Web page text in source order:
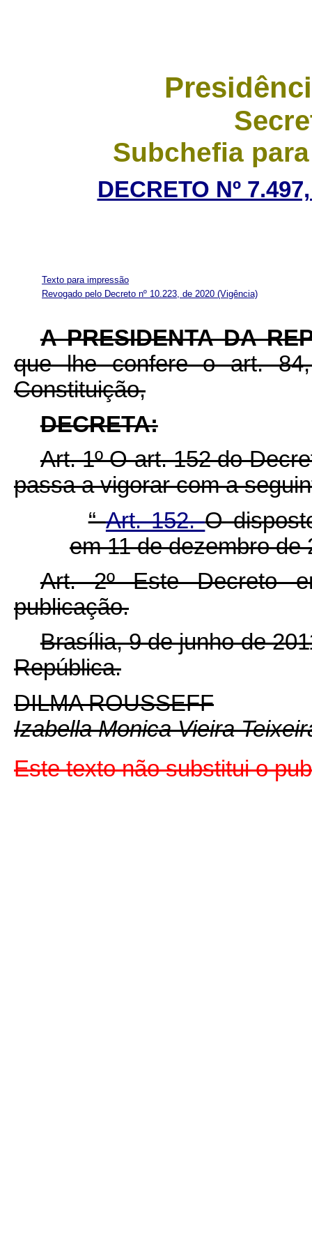
Subchefia
DECRETO Nº
Texto para impressão
Revogado pelo Decreto nº 10.223, de 2020 (Vigência)
A PRESIDENTA DA
que lhe confere o art.
Constituição,
DECRETA:
Art. 1º O art. 152 do
passa a vigorar com a
“Art. 152.O
em 11 de dezembro de
Art. 2º Este Decreto
publicação.
Brasília, 9 de junho de
República.
DILMA ROUSSEFF
Izabella Monica Vieira
Este texto não substitui o